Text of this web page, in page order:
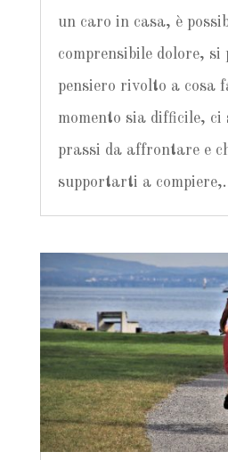
un caro in casa, è
comprensibile dolore, si
pensiero rivolto a cosa
momento sia difficile, ci
prassi da affrontare e
supportarti a